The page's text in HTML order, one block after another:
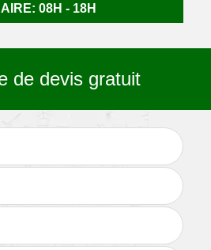
08H - 18H
de devis gratuit